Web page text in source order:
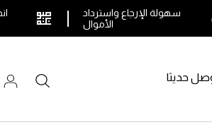
سهولة الإرجاع واسترداد
الأموال
بحث حديثا